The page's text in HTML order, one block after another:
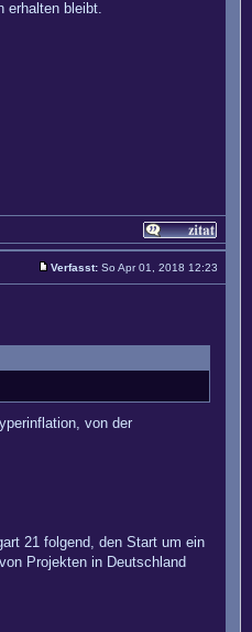
erhalten bleibt.
Verfasst: So Apr 01, 2018 12:23
von der
21 folgend, den Start um ein
Projekten in Deutschland